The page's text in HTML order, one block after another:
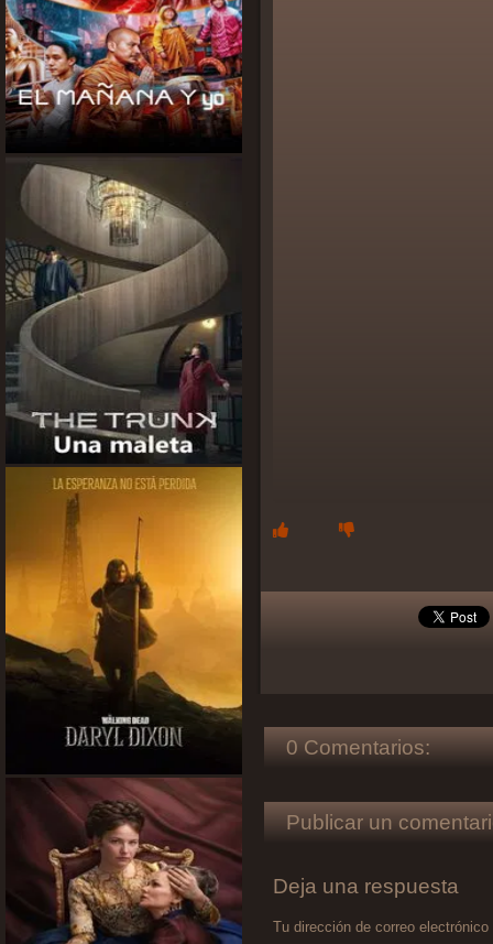
0 Comentarios:
Publicar un
Deja una respuesta
Tu dirección de correo